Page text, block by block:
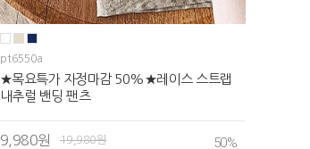
pt6550a
★목요특가 자정마감 50%★레이스 스트랩
내추럴 밴딩 팬츠
9,980원 19,980원 50%